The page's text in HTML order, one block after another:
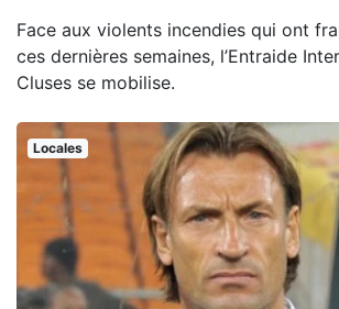
Face aux violents incendies qui ont
ces dernières semaines, l’Entraide
Cluses se mobilise.
Locales